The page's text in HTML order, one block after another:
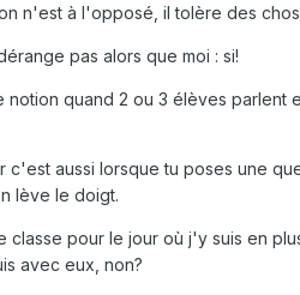
n'est à l'opposé, il tolère des
pas alors que moi : si!
quand 2 ou 3 élèves parlent
aussi lorsque tu poses une
lève le doigt.
pour le jour où j'y suis en
avec eux, non?